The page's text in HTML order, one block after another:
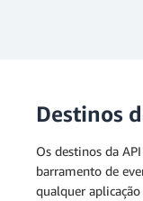
Destinos
Os destinos da
barramento de
qualquer